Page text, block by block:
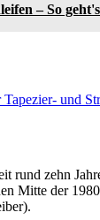
– So geht's
und
rund zehn
Mitte der